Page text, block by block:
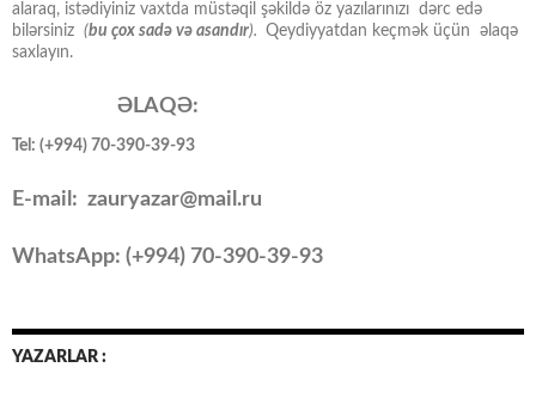
alaraq, istədiyiniz vaxtda müstəqil şəkildə öz yazılarınızı dərc edə
bilərsiniz (bu çox sadə və asandır). Qeydiyyatdan keçmək üçün əlaqə
saxlayın.
ƏLAQƏ:
Tel: (+994) 70-390-39-93
E-mail: zauryazar@mail.ru
WhatsApp: (+994) 70-390-39-93
YAZARLAR :